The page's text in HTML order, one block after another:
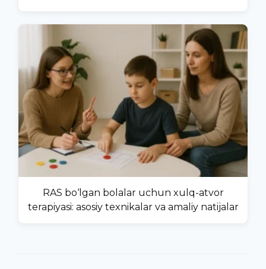
RAS bo‘lgan bolalar uchun xulq-atvor
terapiyasi: asosiy texnikalar va amaliy natijalar